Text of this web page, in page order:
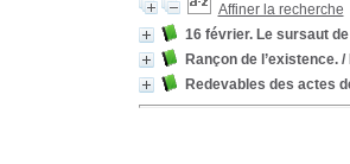
Affiner la recherche
16 février. Le sursaut
Rançon de l’existence./
Redevables des actes